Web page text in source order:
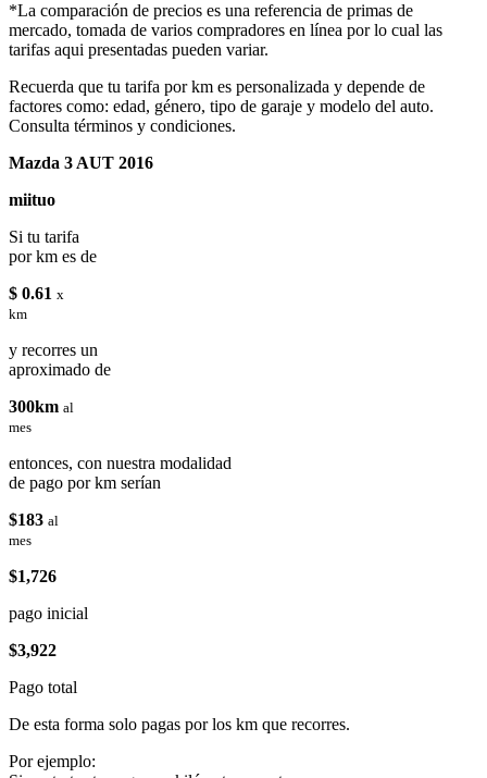
*La comparación de precios es una referencia de primas de
mercado, tomada de varios compradores en línea por lo cual las
tarifas aqui presentadas pueden variar.
Recuerda que tu tarifa por km es personalizada y depende de
factores como: edad, género, tipo de garaje y modelo del auto.
Consulta términos y condiciones.
Mazda 3 AUT 2016
miituo
Si tu tarifa
por km es de
$ 0.61 x
km
y recorres un
aproximado de
300km al
mes
entonces, con nuestra modalidad
de pago por km serían
$183 al
mes
$1,726
pago inicial
$3,922
Pago total
De esta forma solo pagas por los km que recorres.
Por ejemplo: